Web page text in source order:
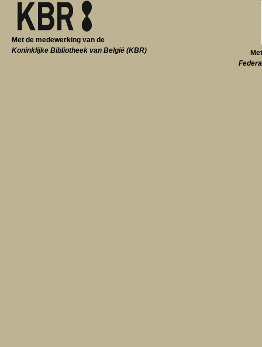
Met de medewerking van de
Koninklijke Bibliotheek van België (KBR)